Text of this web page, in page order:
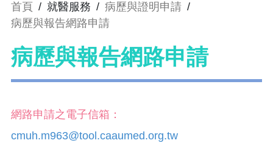
首頁 / 就醫服務 / 病歷與證明申請 /
病歷與報告網路申請
病歷與報告網路申請
網路申請之電子信箱：
cmuh.m963@tool.caaumed.org.tw